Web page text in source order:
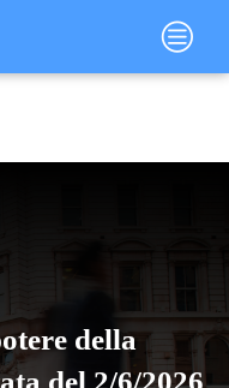
Main
Menu
della